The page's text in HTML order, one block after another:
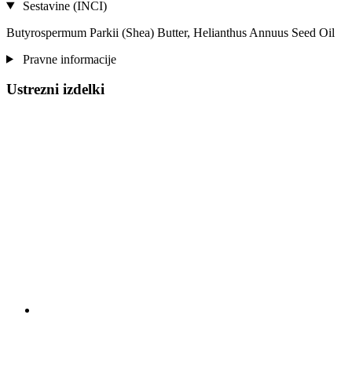
Sestavine (INCI)
Butyrospermum Parkii (Shea) Butter, Helianthus Annuus Seed Oil
Pravne informacije
Ustrezni izdelki